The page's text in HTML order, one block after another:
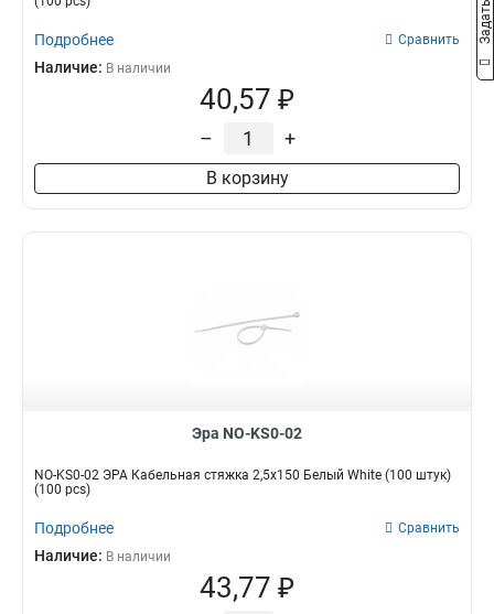
Подробнее Сравнить
Наличие: В наличии
40,57 ₽
– +
В корзину
Эра NO-KS0-02
NO-KS0-02 ЭРА Кабельная стяжка 2,5х150 Белый White (100 штук)
(100 pcs)
Подробнее Сравнить
Наличие: В наличии
43,77 ₽